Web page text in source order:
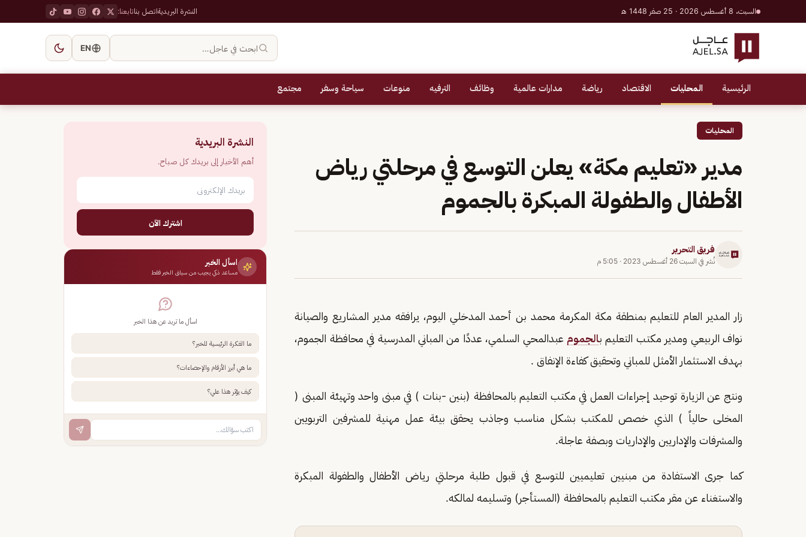
السبت، 8 أغسطس 2026 · 25 صفر 1448 هـ النشرة البريديةاتصل بناتابعنا:
ابحث في عاجل… EN
الرئيسية المحليات الاقتصاد رياضة مدارات عالمية وظائف الترفيه منوعات سياحة وسفر مجتمع
المحليات
مدير «تعليم مكة» يعلن التوسع في مرحلتي رياض
الأطفال والطفولة المبكرة بالجموم
فريق التحرير
نُشر في السبت 26 أغسطس 2023 · 5:05 م
زار المدير العام للتعليم بمنطقة مكة المكرمة محمد بن أحمد المدخلي اليوم، يرافقه مدير المشاريع والصيانة
نواف الربيعي ومدير مكتب التعليم بالجموم عبدالمحي السلمي، عددًا من المباني المدرسية في محافظة الجموم،
بهدف الاستثمار الأمثل للمباني وتحقيق كفاءة الإنفاق .
ونتج عن الزيارة توحيد إجراءات العمل في مكتب التعليم بالمحافظة (بنين -بنات ) في مبنى واحد وتهيئة المبنى (
المخلى حالياً ) الذي خصص للمكتب بشكل مناسب وجاذب يحقق بيئة عمل مهنية للمشرفين التربويين
والمشرفات والإداريين والإداريات وبصفة عاجلة.
كما جرى الاستفادة من مبنيين تعليميين للتوسع في قبول طلبة مرحلتي رياض الأطفال والطفولة المبكرة
والاستغناء عن مقر مكتب التعليم بالمحافظة (المستأجر) وتسليمه لمالكه.
النشرة البريدية
أهم الأخبار إلى بريدك كل صباح.
اشترك الآن
اسأل الخبر
مساعد ذكي يجيب من سياق الخبر فقط
اسأل ما تريد عن هذا الخبر
ما الفكرة الرئيسية للخبر؟
ما هي أبرز الأرقام والإحصاءات؟
كيف يؤثر هذا علي؟